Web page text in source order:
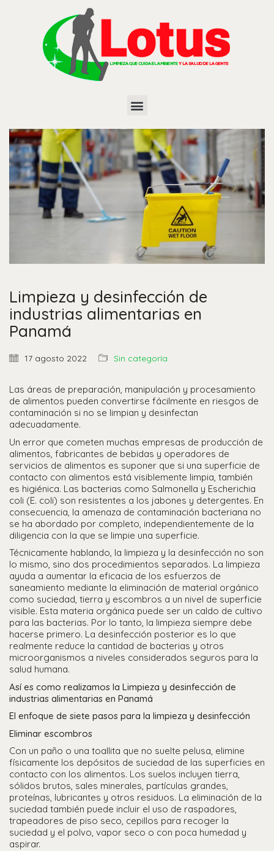
Limpieza y desinfección de
industrias alimentarias en
Panamá
17 agosto 2022 Sin categoría
Las áreas de preparación, manipulación y procesamiento
de alimentos pueden convertirse fácilmente en riesgos de
contaminación si no se limpian y desinfectan
adecuadamente.
Un error que cometen muchas empresas de producción de
alimentos, fabricantes de bebidas y operadores de
servicios de alimentos es suponer que si una superficie de
contacto con alimentos está visiblemente limpia, también
es higiénica. Las bacterias como Salmonella y Escherichia
coli (E. coli) son resistentes a los jabones y detergentes. En
consecuencia, la amenaza de contaminación bacteriana no
se ha abordado por completo, independientemente de la
diligencia con la que se limpie una superficie.
Técnicamente hablando, la limpieza y la desinfección no son
lo mismo, sino dos procedimientos separados. La limpieza
ayuda a aumentar la eficacia de los esfuerzos de
saneamiento mediante la eliminación de material orgánico
como suciedad, tierra y escombros a un nivel de superficie
visible. Esta materia orgánica puede ser un caldo de cultivo
para las bacterias. Por lo tanto, la limpieza siempre debe
hacerse primero. La desinfección posterior es lo que
realmente reduce la cantidad de bacterias y otros
microorganismos a niveles considerados seguros para la
salud humana.
Así es como realizamos la Limpieza y desinfección de
industrias alimentarias en Panamá
El enfoque de siete pasos para la limpieza y desinfección
Eliminar escombros
Con un paño o una toallita que no suelte pelusa, elimine
físicamente los depósitos de suciedad de las superficies en
contacto con los alimentos. Los suelos incluyen tierra,
sólidos brutos, sales minerales, partículas grandes,
proteínas, lubricantes y otros residuos. La eliminación de la
suciedad también puede incluir el uso de raspadores,
trapeadores de piso seco, cepillos para recoger la
suciedad y el polvo, vapor seco o con poca humedad y
aspirar.